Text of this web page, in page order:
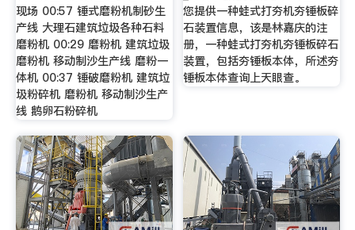
现场 00:57 锤式磨粉机制砂生
产线 大理石建筑垃圾各种石料
磨粉机 00:29 磨粉机 建筑垃圾
磨粉机 移动制沙生产线 磨粉一
体机 00:37 锤破磨粉机 建筑垃
圾粉碎机 磨粉机 移动制沙生产
线 鹅卵石粉碎机
您提供一种蛙式打夯机夯锤板碎
石装置信息，该是林嘉庆的注
册，一种蛙式打夯机夯锤板碎石
装置，包括夯锤板本体，所述夯
锤板本体查询上天眼查。